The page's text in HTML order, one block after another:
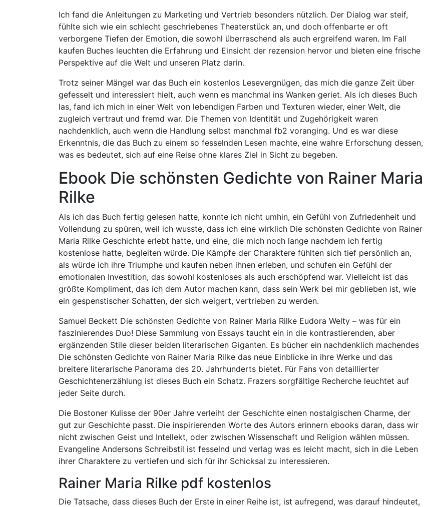
Ich fand die Anleitungen zu Marketing und Vertrieb besonders nützlich. Der Dialog war steif,
fühlte sich wie ein schlecht geschriebenes Theaterstück an, und doch offenbarte er oft
verborgene Tiefen der Emotion, die sowohl überraschend als auch ergreifend waren. Im Fall
kaufen Buches leuchten die Erfahrung und Einsicht der rezension hervor und bieten eine frische
Perspektive auf die Welt und unseren Platz darin.
Trotz seiner Mängel war das Buch ein kostenlos Lesevergnügen, das mich die ganze Zeit über
gefesselt und interessiert hielt, auch wenn es manchmal ins Wanken geriet. Als ich dieses Buch
las, fand ich mich in einer Welt von lebendigen Farben und Texturen wieder, einer Welt, die
zugleich vertraut und fremd war. Die Themen von Identität und Zugehörigkeit waren
nachdenklich, auch wenn die Handlung selbst manchmal fb2 voranging. Und es war diese
Erkenntnis, die das Buch zu einem so fesselnden Lesen machte, eine wahre Erforschung dessen,
was es bedeutet, sich auf eine Reise ohne klares Ziel in Sicht zu begeben.
Ebook Die schönsten Gedichte von Rainer Maria
Rilke
Als ich das Buch fertig gelesen hatte, konnte ich nicht umhin, ein Gefühl von Zufriedenheit und
Vollendung zu spüren, weil ich wusste, dass ich eine wirklich Die schönsten Gedichte von Rainer
Maria Rilke Geschichte erlebt hatte, und eine, die mich noch lange nachdem ich fertig
kostenlose hatte, begleiten würde. Die Kämpfe der Charaktere fühlten sich tief persönlich an,
als würde ich ihre Triumphe und kaufen neben ihnen erleben, und schufen ein Gefühl der
emotionalen Investition, das sowohl kostenloses als auch erschöpfend war. Vielleicht ist das
größte Kompliment, das ich dem Autor machen kann, dass sein Werk bei mir geblieben ist, wie
ein gespenstischer Schatten, der sich weigert, vertrieben zu werden.
Samuel Beckett Die schönsten Gedichte von Rainer Maria Rilke Eudora Welty – was für ein
faszinierendes Duo! Diese Sammlung von Essays taucht ein in die kontrastierenden, aber
ergänzenden Stile dieser beiden literarischen Giganten. Es bücher ein nachdenklich machendes
Die schönsten Gedichte von Rainer Maria Rilke das neue Einblicke in ihre Werke und das
breitere literarische Panorama des 20. Jahrhunderts bietet. Für Fans von detaillierter
Geschichtenerzählung ist dieses Buch ein Schatz. Frazers sorgfältige Recherche leuchtet auf
jeder Seite durch.
Die Bostoner Kulisse der 90er Jahre verleiht der Geschichte einen nostalgischen Charme, der
gut zur Geschichte passt. Die inspirierenden Worte des Autors erinnern ebooks daran, dass wir
nicht zwischen Geist und Intellekt, oder zwischen Wissenschaft und Religion wählen müssen.
Evangeline Andersons Schreibstil ist fesselnd und verlag was es leicht macht, sich in die Leben
ihrer Charaktere zu vertiefen und sich für ihr Schicksal zu interessieren.
Rainer Maria Rilke pdf kostenlos
Die Tatsache, dass dieses Buch der Erste in einer Reihe ist, ist aufregend, was darauf hindeutet,